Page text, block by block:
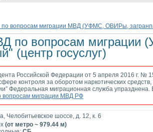
по вопросам миграции МВД (УФМС, ОВИРы,
по вопросам миграции
(центр госуслуг)
Российской Федерации от 5 апреля 2016 г. №
контроля за оборотом наркотических
Федеральная миграционная служба
вопросам миграции МВД РФ
Челобитьевское шоссе, д. 12, к. 6
(от метро ~ 979.44 м)